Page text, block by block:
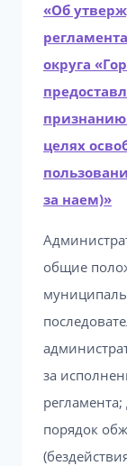
«Об
округа
целях
за наем)»
общие
за
порядок